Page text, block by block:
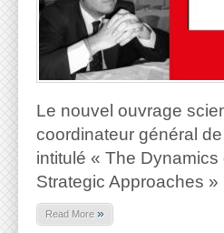
Le nouvel ouvrage
coordinateur général
intitulé « The
Strategic Approaches
Read More »